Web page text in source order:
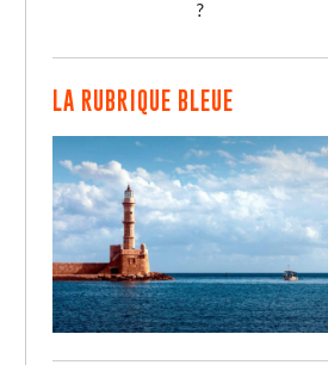
?
LA RUBRIQUE BLEUE